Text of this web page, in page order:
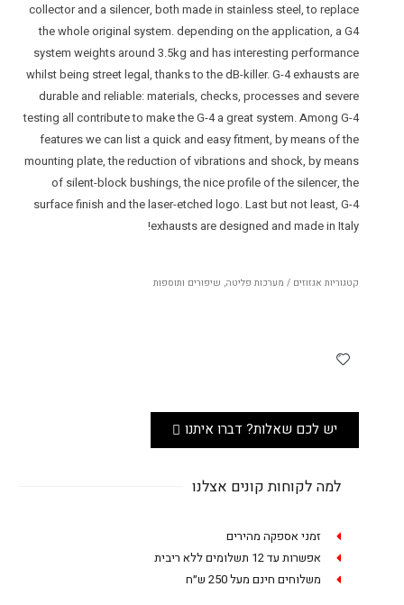
collector and a silencer, both made in stainless steel, to replace
the whole original system. depending on the application, a G4
system weights around 3.5kg and has interesting performance
whilst being street legal, thanks to the dB-killer. G-4 exhausts are
durable and reliable: materials, checks, processes and severe
testing all contribute to make the G-4 a great system. Among G-4
features we can list a quick and easy fitment, by means of the
mounting plate, the reduction of vibrations and shock, by means
of silent-block bushings, the nice profile of the silencer, the
surface finish and the laser-etched logo. Last but not least, G-4
exhausts are designed and made in Italy!
קטגוריות אגזוזים / מערכות פליטה, שיפורים ותוספות
יש לכם שאלות? דברו איתנו
למה לקוחות קונים אצלנו
זמני אספקה מהירים
אפשרות עד 12 תשלומים ללא ריבית
משלוחים חינם מעל 250 ש״ח